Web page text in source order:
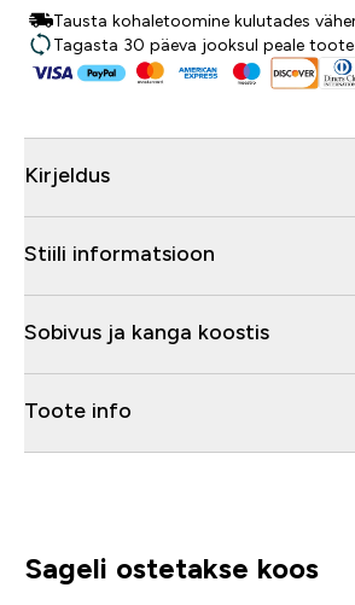
Tausta kohaletoomine kulutades
Tagasta 30 päeva jooksul peale
Kirjeldus
Stiili informatsioon
Sobivus ja kanga koostis
Toote info
Sageli ostetakse koos